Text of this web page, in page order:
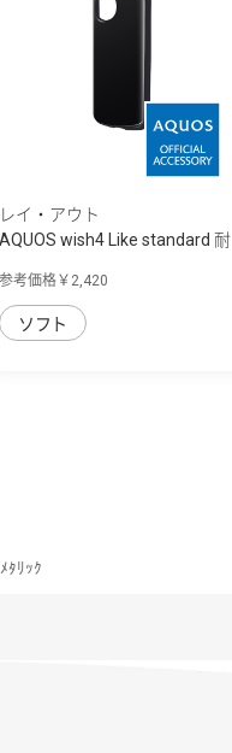
レイ・アウト
AQUOS wish4 Like standard 耐
参考価格￥2,420
ソフト
ﾀﾘｯｸ